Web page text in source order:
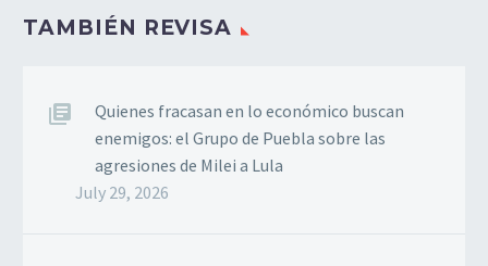
TAMBIÉN REVISA
Quienes fracasan en lo económico buscan
enemigos: el Grupo de Puebla sobre las
agresiones de Milei a Lula
July 29, 2026